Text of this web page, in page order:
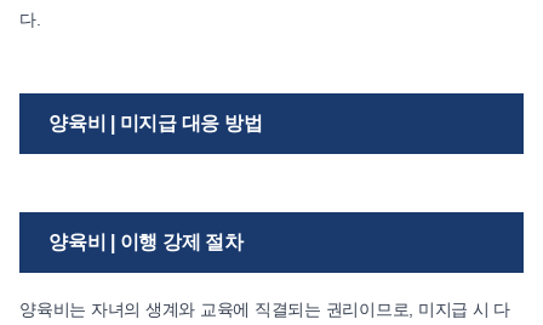
다.
양육비 | 미지급 대응 방법
양육비 | 이행 강제 절차
양육비는 자녀의 생계와 교육에 직결되는 권리이므로, 미지급 시 다